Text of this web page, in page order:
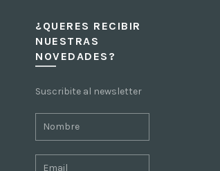
¿QUERES RECIBIR
NUESTRAS
NOVEDADES?
Suscribite al newsletter